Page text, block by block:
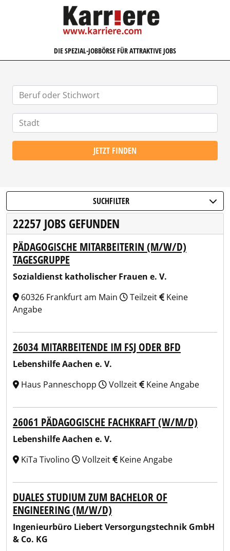
KARRIERE.COM
DIE SPEZIAL-JOBBÖRSE FÜR ATTRAKTIVE JOBS
JETZT FINDEN
SUCHFILTER
22257 JOBS GEFUNDEN
PÄDAGOGISCHE MITARBEITERIN (M/W/D)
TAGESGRUPPE
Sozialdienst katholischer Frauen e. V.
60326 Frankfurt am Main
Teilzeit
Keine
Angabe
26034 MITARBEITENDE IM FSJ ODER BFD
Lebenshilfe Aachen e. V.
Haus Panneschopp
Vollzeit Keine Angabe
26061 PÄDAGOGISCHE FACHKRAFT (W/M/D)
Lebenshilfe Aachen e. V.
KiTa Tivolino
Vollzeit Keine Angabe
DUALES STUDIUM ZUM BACHELOR OF
ENGINEERING (M/W/D)
Ingenieurbüro Liebert Versorgungstechnik GmbH
& Co. KG